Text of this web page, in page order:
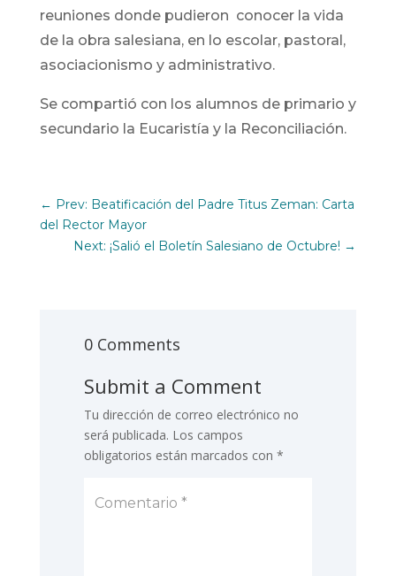
reuniones donde pudieron conocer la vida
de la obra salesiana, en lo escolar, pastoral,
asociacionismo y administrativo.
Se compartió con los alumnos de primario y
secundario la Eucaristía y la Reconciliación.
← Prev: Beatificación del Padre Titus Zeman: Carta
del Rector Mayor
Next: ¡Salió el Boletín Salesiano de Octubre! →
0 Comments
Submit a Comment
Tu dirección de correo electrónico no
será publicada. Los campos
obligatorios están marcados con *